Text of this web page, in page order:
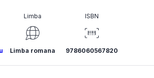
Limba
Limba romana
ISBN
9786060567820